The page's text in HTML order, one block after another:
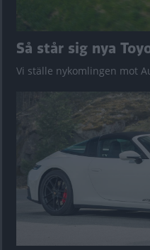
Så står sig nya
Vi ställe nykomlingen mot